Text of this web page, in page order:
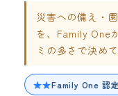
災害への備え・
を、Family One
ミの多さで決め
★★Family One 認